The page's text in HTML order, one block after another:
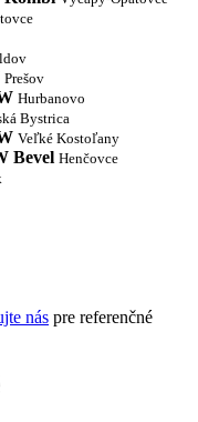
Prešov
Hurbanovo
Bystrica
Veľké Kostoľany
Bevel Henčovce
nás pre referenčné